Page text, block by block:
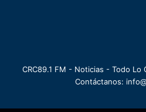
CRC89.1 FM - Noticias - Todo Lo
Contáctanos: